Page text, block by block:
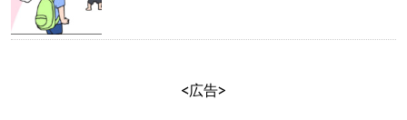
<広告>